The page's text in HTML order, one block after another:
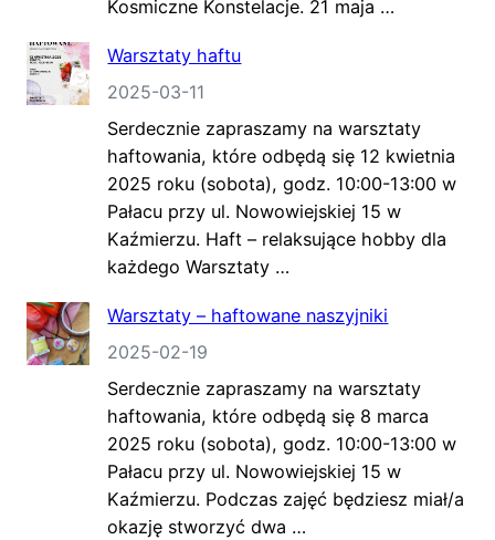
Kosmiczne Konstelacje. 21 maja …
Warsztaty haftu
2025-03-11
Serdecznie zapraszamy na warsztaty
haftowania, które odbędą się 12 kwietnia
2025 roku (sobota), godz. 10:00-13:00 w
Pałacu przy ul. Nowowiejskiej 15 w
Kaźmierzu. Haft – relaksujące hobby dla
każdego Warsztaty …
Warsztaty – haftowane naszyjniki
2025-02-19
Serdecznie zapraszamy na warsztaty
haftowania, które odbędą się 8 marca
2025 roku (sobota), godz. 10:00-13:00 w
Pałacu przy ul. Nowowiejskiej 15 w
Kaźmierzu. Podczas zajęć będziesz miał/a
okazję stworzyć dwa …